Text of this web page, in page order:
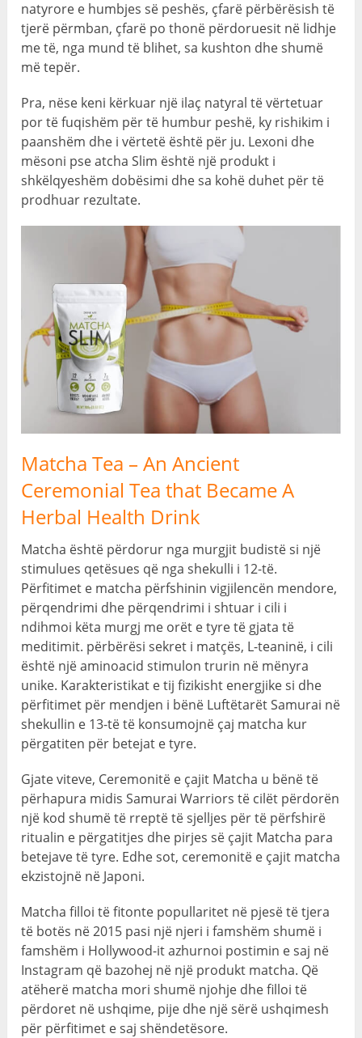
natyrore e humbjes së peshës, çfarë përbërësish të
tjerë përmban, çfarë po thonë përdoruesit në lidhje
me të, nga mund të blihet, sa kushton dhe shumë
më tepër.
Pra, nëse keni kërkuar një ilaç natyral të vërtetuar
por të fuqishëm për të humbur peshë, ky rishikim i
paanshëm dhe i vërtetë është për ju. Lexoni dhe
mësoni pse atcha Slim është një produkt i
shkëlqyeshëm dobësimi dhe sa kohë duhet për të
prodhuar rezultate.
Matcha Tea –An Ancient
Ceremonial Tea that Became A
Herbal Health Drink
Matcha është përdorur nga murgjit budistë si një
stimulues qetësues që nga shekulli i 12-të.
Përfitimet e matcha përfshinin vigjilencën mendore,
përqendrimi dhe përqendrimi i shtuar i cili i
ndihmoi këta murgj me orët e tyre të gjata të
meditimit. përbërësi sekret i matçës, L-teaninë, i cili
është një aminoacid stimulon trurin në mënyra
unike. Karakteristikat e tij fizikisht energjike si dhe
përfitimet për mendjen i bënë Luftëtarët Samurai në
shekullin e 13-të të konsumojnë çaj matcha kur
përgatiten për betejat e tyre.
Gjate viteve, Ceremonitë e çajit Matcha u bënë të
përhapura midis Samurai Warriors të cilët përdorën
një kod shumë të rreptë të sjelljes për të përfshirë
ritualin e përgatitjes dhe pirjes së çajit Matcha para
betejave të tyre. Edhe sot, ceremonitë e çajit matcha
ekzistojnë në Japoni.
Matcha filloi të fitonte popullaritet në pjesë të tjera
të botës në 2015 pasi një njeri i famshëm shumë i
famshëm i Hollywood-it azhurnoi postimin e saj në
Instagram që bazohej në një produkt matcha. Që
atëherë matcha mori shumë njohje dhe filloi të
përdoret në ushqime, pije dhe një sërë ushqimesh
për përfitimet e saj shëndetësore.